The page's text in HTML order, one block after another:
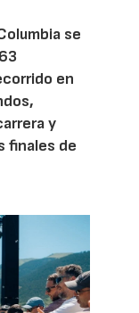
se
en
y
finales de